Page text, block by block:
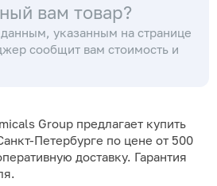
вам товар?
указанным на странице
сообщит вам стоимость и
Group предлагает купить
Петербурге по цене от 500
доставку. Гарантия